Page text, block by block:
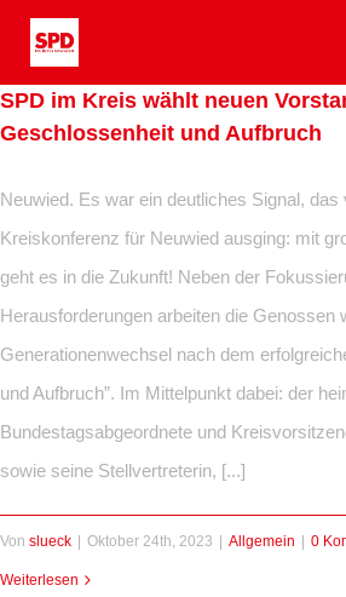
Zum
Inhalt
springen
SPD im Kreis wählt neuen
Geschlossenheit und Aufbruch
Neuwied. Es war ein deutliches Signal, das
Kreiskonferenz für Neuwied ausging: mit
geht es in die Zukunft! Neben der
Herausforderungen arbeiten die Genossen
Generationenwechsel nach dem
und Aufbruch”. Im Mittelpunkt dabei: der
Bundestagsabgeordnete und
sowie seine Stellvertreterin, [...]
Von slueck Oktober 24th, 2023 Allgemein 0
Weiterlesen